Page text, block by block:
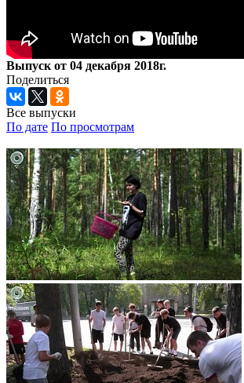
Выпуск от 04 декабря 2018г.
Поделиться
Все выпуски
По дате По просмотрам